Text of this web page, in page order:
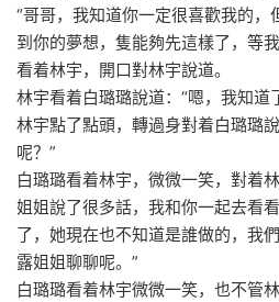
“哥哥，我知道你一定很喜歡我的
到你的夢想，隻能夠先這樣了，等
看着林宇，開口對林宇說道。
林宇看着白璐璐說道：“嗯，我知道
林宇點了點頭，轉過身對着白璐璐
呢？”
白璐璐看着林宇，微微一笑，對着
姐姐說了很多話，我和你一起去看
了，她現在也不知道是誰做的，我
露姐姐聊聊呢。”
白璐璐看着林宇微微一笑，也不管